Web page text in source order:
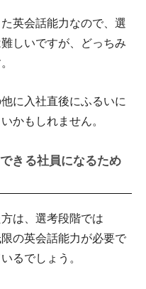
英会話能力なので、選
しいですが、どっちみ
に入社直後にふるいに
かもしれません。
きる社員になるため
は、選考段階では
の英会話能力が必要で
るでしょう。